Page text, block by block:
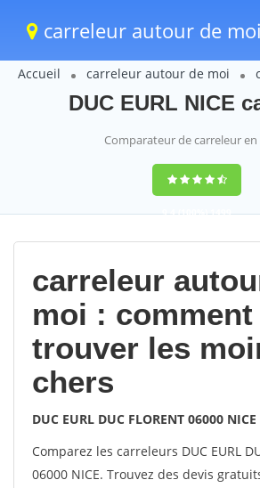
carreleur autour de moi
Accueil carreleur autour de moi
DUC EURL NICE
Comparateur de carreleur en
9,4(100%)1499
votes
carreleur
moi : comment
trouver les
chers
DUC EURL DUC FLORENT 06000 NICE
Comparez les carreleurs DUC EURL
06000 NICE. Trouvez des devis